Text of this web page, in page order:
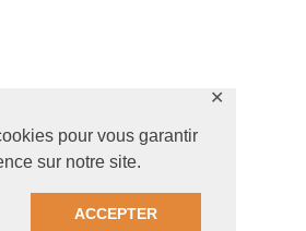
pour vous garantir
sur notre site.
ACCEPTER
✕